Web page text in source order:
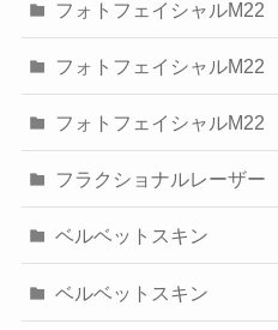
フォトフェイシャルM22
フォトフェイシャルM22
フォトフェイシャルM22
フラクショナルレーザー
ベルベットスキン
ベルベットスキン